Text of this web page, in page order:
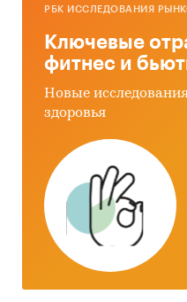
РБК ИССЛЕДОВАНИЯ
Ключевые
фитнес и
Новые
здоровья